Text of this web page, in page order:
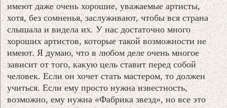
имеют даже очень хорошие, уважаемые артисты,
хотя, без сомненья, заслуживают, чтобы вся страна
слышала и видела их. У нас достаточно много
хороших артистов, которые такой возможности не
имеют. Я думаю, что в любом деле очень многое
зависит от того, какую цель ставит перед собой
человек. Если он хочет стать мастером, то должен
учиться. Если ему просто нужна известность,
возможно, ему нужна «Фабрика звезд», но все это